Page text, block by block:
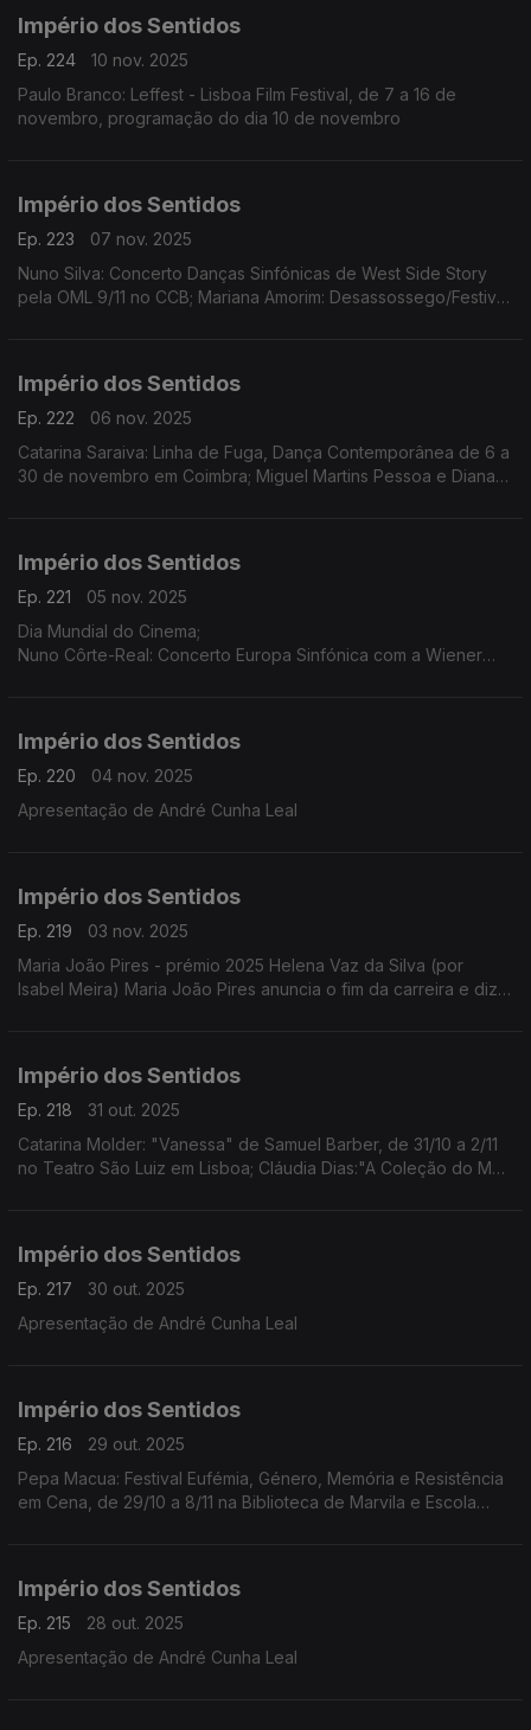
Império dos Sentidos
Ep. 224
10 nov. 2025
Paulo Branco: Leffest - Lisboa Film Festival, de 7 a 16 de
novembro, programação do dia 10 de novembro
Império dos Sentidos
Ep. 223
07 nov. 2025
Nuno Silva: Concerto Danças Sinfónicas de West Side Story
pela OML 9/11 no CCB; Mariana Amorim: Desassossego/Festival
Império dos Sentidos
Ep. 222
06 nov. 2025
Catarina Saraiva: Linha de Fuga, Dança Contemporânea de 6 a
30 de novembro em Coimbra; Miguel Martins Pessoa e Diana
Império dos Sentidos
Ep. 221
05 nov. 2025
Dia Mundial do Cinema;
Nuno Côrte-Real: Concerto Europa Sinfónica com a Wiener
Império dos Sentidos
Ep. 220
04 nov. 2025
Apresentação de André Cunha Leal
Império dos Sentidos
Ep. 219
03 nov. 2025
Maria João Pires - prémio 2025 Helena Vaz da Silva (por
Isabel Meira) Maria João Pires anuncia o fim da carreira e diz
Império dos Sentidos
Ep. 218
31 out. 2025
Catarina Molder: "Vanessa" de Samuel Barber, de 31/10 a 2/11
no Teatro São Luiz em Lisboa; Cláudia Dias:"A Coleção do Meu
Império dos Sentidos
Ep. 217
30 out. 2025
Apresentação de André Cunha Leal
Império dos Sentidos
Ep. 216
29 out. 2025
Pepa Macua: Festival Eufémia, Género, Memória e Resistência
em Cena, de 29/10 a 8/11 na Biblioteca de Marvila e Escola
Império dos Sentidos
Ep. 215
28 out. 2025
Apresentação de André Cunha Leal